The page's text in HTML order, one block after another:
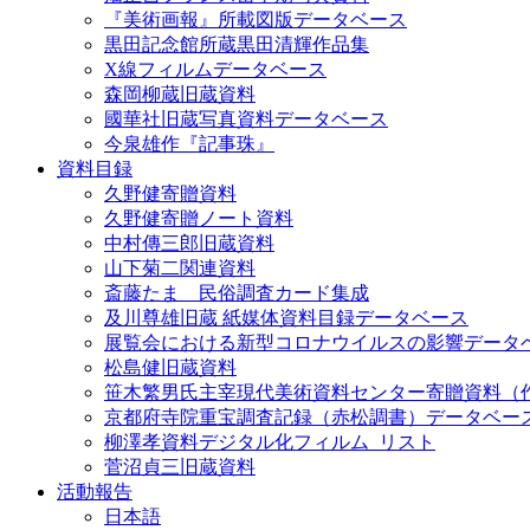
『美術画報』所載図版データベース
黒田記念館所蔵黒田清輝作品集
X線フィルムデータベース
森岡柳蔵旧蔵資料
國華社旧蔵写真資料データベース
今泉雄作『記事珠』
資料目録
久野健寄贈資料
久野健寄贈ノート資料
中村傳三郎旧蔵資料
山下菊二関連資料
斎藤たま 民俗調査カード集成
及川尊雄旧蔵 紙媒体資料目録データベース
展覧会における新型コロナウイルスの影響データ
松島健旧蔵資料
笹木繁男氏主宰現代美術資料センター寄贈資料（
京都府寺院重宝調査記録（赤松調書）データベー
柳澤孝資料デジタル化フィルム_リスト
菅沼貞三旧蔵資料
活動報告
日本語